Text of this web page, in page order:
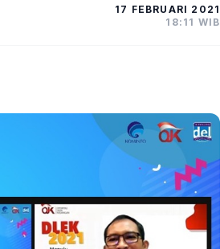
17 FEBRUARI 2021
18:11 WIB